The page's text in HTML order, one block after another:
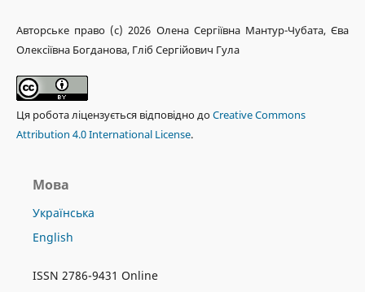
Авторське право (c) 2026 Олена Сергіївна Мантур-Чубата, Єва
Олексіївна Богданова, Гліб Сергійович Гула
Ця робота ліцензується відповідно доCreative Commons
Attribution 4.0 International License.
Мова
Українська
English
ISSN 2786-9431 Online